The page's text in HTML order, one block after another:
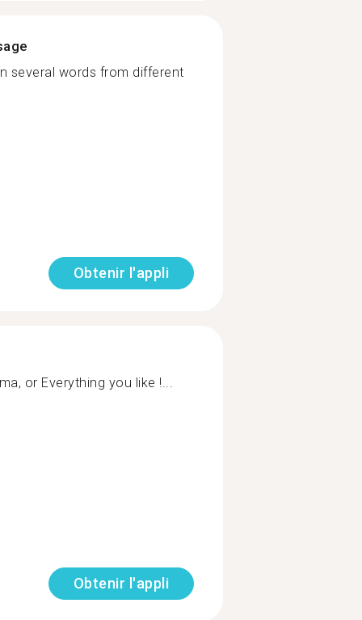
several words from different
Obtenir l'appli
or Everything you like !...
Obtenir l'appli